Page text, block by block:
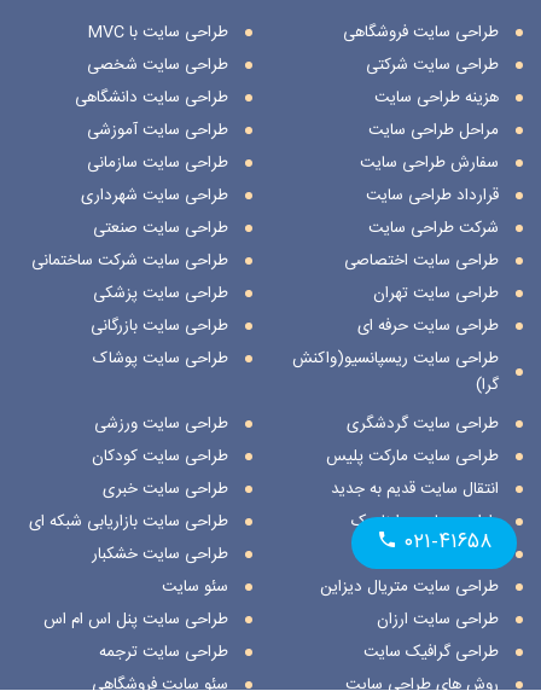
طراحی سایت فروشگاهی
طراحی سایت شرکتی
هزینه طراحی سایت
مراحل طراحی سایت
سفارش طراحی سایت
قرارداد طراحی سایت
شرکت طراحی سایت
طراحی سایت اختصاصی
طراحی سایت تهران
طراحی سایت حرفه ای
طراحی سایت ریسپانسیو(واکنش
گرا)
طراحی سایت با MVC
طراحی سایت شخصی
طراحی سایت دانشگاهی
طراحی سایت آموزشی
طراحی سایت سازمانی
طراحی سایت شهرداری
طراحی سایت صنعتی
طراحی سایت شرکت ساختمانی
طراحی سایت پزشکی
طراحی سایت بازرگانی
طراحی سایت پوشاک
طراحی سایت گردشگری
طراحی سایت مارکت پلیس
انتقال سایت قدیم به جدید
طراحی سایت داینامیک
طراحی سایت استاتیک
طراحی سایت متریال دیزاین
طراحی سایت ارزان
طراحی گرافیک سایت
روش های طراحی سایت
طراحی سایت ورزشی
طراحی سایت کودکان
طراحی سایت خبری
طراحی سایت بازاریابی شبکه ای
طراحی سایت خشکبار
سئو سایت
طراحی سایت پنل اس ام اس
طراحی سایت ترجمه
سئو سایت فروشگاهی
۰۲۱-۴۱۶۵۸